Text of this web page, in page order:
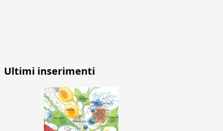
Ultimi inserimenti